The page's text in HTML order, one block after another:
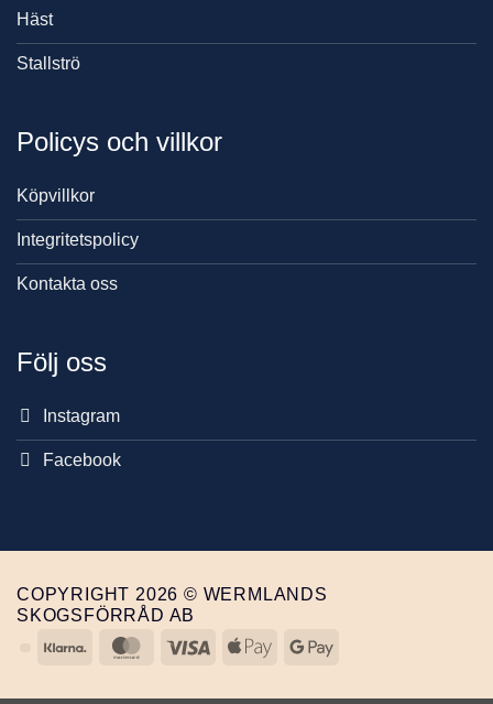
Häst
Stallströ
Policys och villkor
Köpvillkor
Integritetspolicy
Kontakta oss
Följ oss
Instagram
Facebook
COPYRIGHT 2026 © WERMLANDS
SKOGSFÖRRÅD AB
Klarna
MasterCard
Visa
Apple
Google